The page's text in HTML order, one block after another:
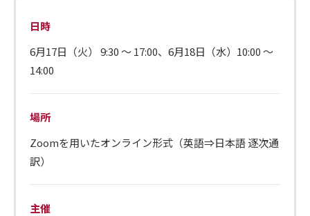
日時
6月17日（火） 9:30 〜 17:00、6月18日（水）10:00 〜
14:00
場所
Zoomを用いたオンライン形式（英語⇒日本語 逐次通
訳）
主催